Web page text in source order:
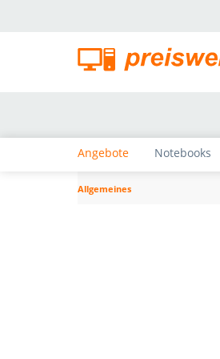
Angebote Notebooks
Allgemeines